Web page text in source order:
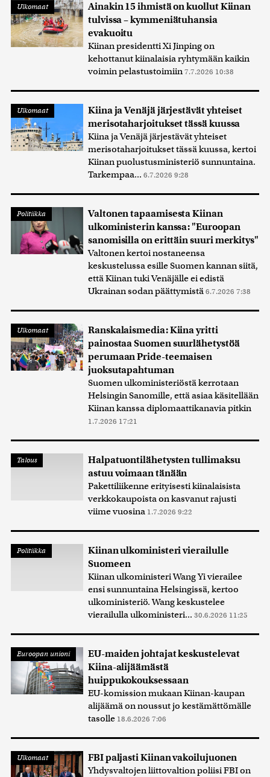
Ulkomaat
Ainakin 15 ihmistä on kuollut Kiinan
tulvissa – kymmeniätuhansia
evakuoitu
Kiinan presidentti Xi Jinping on
kehottanut kiinalaisia ryhtymään kaikin
voimin pelastustoimiin 7.7.2026 10:38
Ulkomaat
Kiina ja Venäjä järjestävät yhteiset
merisotaharjoitukset tässä kuussa
Kiina ja Venäjä järjestävät yhteiset
merisotaharjoitukset tässä kuussa, kertoi
Kiinan puolustusministeriö sunnuntaina.
Tarkempaa... 6.7.2026 9:28
Politiikka
Valtonen tapaamisesta Kiinan
ulkoministerin kanssa: "Euroopan
sanomisilla on erittäin suuri merkitys"
Valtonen kertoi nostaneensa
keskustelussa esille Suomen kannan siitä,
että Kiinan tuki Venäjälle ei edistä
Ukrainan sodan päättymistä 6.7.2026 7:38
Ulkomaat
Ranskalaismedia: Kiina yritti
painostaa Suomen suurlähetystöä
perumaan Pride-teemaisen
juoksutapahtuman
Suomen ulkoministeriöstä kerrotaan
Helsingin Sanomille, että asiaa käsitellään
Kiinan kanssa diplomaattikanavia pitkin
1.7.2026 17:21
Talous
Halpatuontilähetysten tullimaksu
astuu voimaan tänään
Pakettiliikenne erityisesti kiinalaisista
verkkokaupoista on kasvanut rajusti
viime vuosina 1.7.2026 9:22
Politiikka
Kiinan ulkoministeri vierailulle
Suomeen
Kiinan ulkoministeri Wang Yi vierailee
ensi sunnuntaina Helsingissä, kertoo
ulkoministeriö. Wang keskustelee
vierailulla ulkoministeri... 30.6.2026 11:25
Euroopan unioni
EU-maiden johtajat keskustelevat
Kiina-alijäämästä
huippukokouksessaan
EU-komission mukaan Kiinan-kaupan
alijäämä on noussut jo kestämättömälle
tasolle 18.6.2026 7:06
Ulkomaat FBI paljasti Kiinan vakoilujuonen
Yhdysvaltojen liittovaltion poliisi FBI on